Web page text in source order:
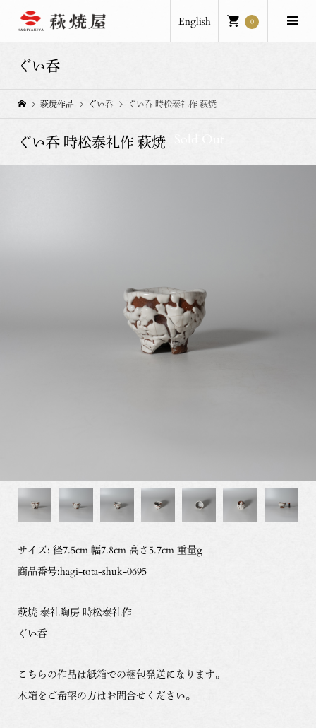
English 0
ぐい呑
萩焼作品 ぐい呑 ぐい呑 時松泰礼作 萩焼
ぐい呑 時松泰礼作 萩焼
サイズ: 径7.5cm 幅7.8cm 高さ5.7cm 重量g
商品番号:hagi-tota-shuk-0695
萩焼 泰礼陶房 時松泰礼作
ぐい呑
こちらの作品は紙箱での梱包発送になります。
木箱をご希望の方はお問合せください。